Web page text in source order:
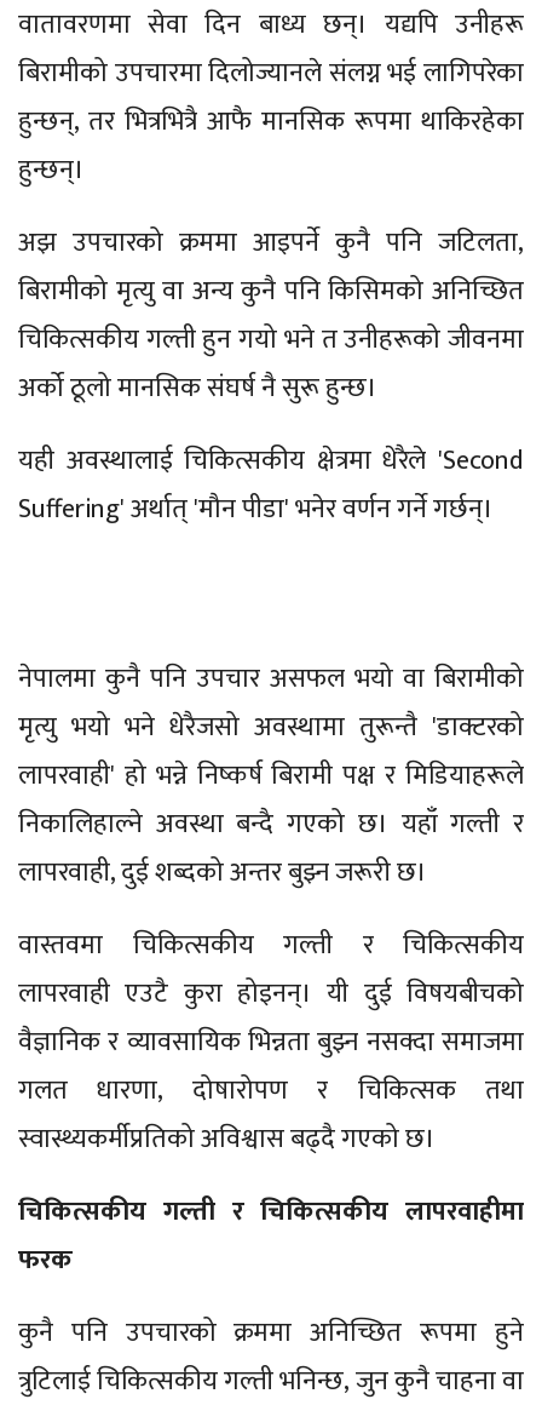
वातावरणमा सेवा दिन बाध्य छन्। यद्यपि उनीहरू
बिरामीको उपचारमा दिलोज्यानले संलग्न भई लागिपरेका
हुन्छन्, तर भित्रभित्रै आफै मानसिक रूपमा थाकिरहेका
हुन्छन्।
अझ उपचारको क्रममा आइपर्ने कुनै पनि जटिलता,
बिरामीको मृत्यु वा अन्य कुनै पनि किसिमको अनिच्छित
चिकित्सकीय गल्ती हुन गयो भने त उनीहरूको जीवनमा
अर्को ठूलो मानसिक संघर्ष नै सुरू हुन्छ।
यही अवस्थालाई चिकित्सकीय क्षेत्रमा धेरैले 'Second
Suffering' अर्थात् 'मौन पीडा' भनेर वर्णन गर्ने गर्छन्।
नेपालमा कुनै पनि उपचार असफल भयो वा बिरामीको
मृत्यु भयो भने धेरैजसो अवस्थामा तुरून्तै 'डाक्टरको
लापरवाही' हो भन्ने निष्कर्ष बिरामी पक्ष र मिडियाहरूले
निकालिहाल्ने अवस्था बन्दै गएको छ। यहाँ गल्ती र
लापरवाही, दुई शब्दको अन्तर बुझ्न जरूरी छ।
वास्तवमा चिकित्सकीय गल्ती र चिकित्सकीय
लापरवाही एउटै कुरा होइनन्। यी दुई विषयबीचको
वैज्ञानिक र व्यावसायिक भिन्नता बुझ्न नसक्दा समाजमा
गलत धारणा, दोषारोपण र चिकित्सक तथा
स्वास्थ्यकर्मीप्रतिको अविश्वास बढ्दै गएको छ।
चिकित्सकीय गल्ती र चिकित्सकीय लापरवाहीमा
फरक
कुनै पनि उपचारको क्रममा अनिच्छित रूपमा हुने
त्रुटिलाई चिकित्सकीय गल्ती भनिन्छ, जुन कुनै चाहना वा